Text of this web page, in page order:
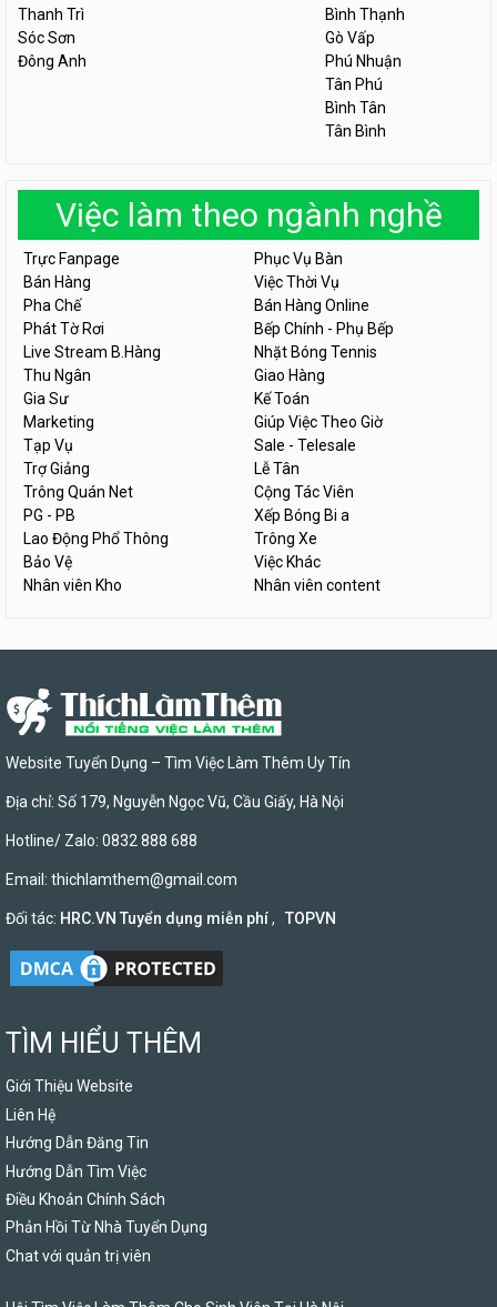
Thanh Trì
Sóc Sơn
Đông Anh
Bình Thạnh
Gò Vấp
Phú Nhuận
Tân Phú
Bình Tân
Tân Bình
Việc làm theo ngành nghề
Trực Fanpage
Phục Vụ Bàn
Bán Hàng
Việc Thời Vụ
Pha Chế
Bán Hàng Online
Phát Tờ Rơi
Bếp Chính - Phụ Bếp
Live Stream B.Hàng
Nhặt Bóng Tennis
Thu Ngân
Giao Hàng
Gia Sư
Kế Toán
Marketing
Giúp Việc Theo Giờ
Tạp Vụ
Sale - Telesale
Trợ Giảng
Lễ Tân
Trông Quán Net
Cộng Tác Viên
PG - PB
Xếp Bóng Bi a
Lao Động Phổ Thông
Trông Xe
Bảo Vệ
Việc Khác
Nhân viên Kho
Nhân viên content
Website Tuyển Dụng – Tìm Việc Làm Thêm Uy Tín
Địa chỉ: Số 179, Nguyễn Ngọc Vũ, Cầu Giấy, Hà Nội
Hotline/ Zalo: 0832 888 688
Email: thichlamthem@gmail.com
Đối tác: HRC.VN Tuyển dụng miễn phí, TOPVN
TÌM HIỂU THÊM
Giới Thiệu Website
Liên Hệ
Hướng Dẫn Đăng Tin
Hướng Dẫn Tìm Việc
Điều Khoản Chính Sách
Phản Hồi Từ Nhà Tuyển Dụng
Chat với quản trị viên